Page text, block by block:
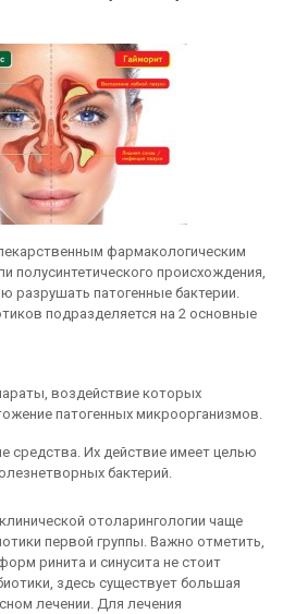
фармакологическим
полусинтетического происхождения,
разрушать патогенные бактерии.
подразделяется на 2 основные
воздействие которых
патогенных микроорганизмов.
средства. Их действие имеет целью
бактерий.
отоларингологии чаще
первой группы. Важно отметить,
ринита и синусита не стоит
здесь существует большая
лечении. Для лечения